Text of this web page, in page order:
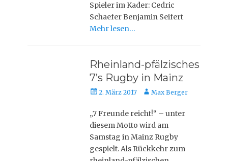
Spieler im Kader: Cedric
Schaefer Benjamin Seifert
Mehr lesen…
Rheinland-pfälzisches
7’s Rugby in Mainz
Posted
2. März 2017 AutorMax Berger
„7 Freunde reicht!“ – unter
diesem Motto wird am
Samstag in Mainz Rugby
gespielt. Als Rückkehr zum